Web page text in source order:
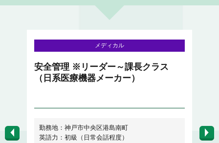
メディカル
安全管理 ※リーダー～課長クラス
（日系医療機器メーカー）
勤務地：神戸市中央区港島南町
英語力：初級（日常会話程度）